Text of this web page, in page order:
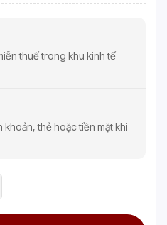
thuế trong khu kinh tế
thẻ hoặc tiền mặt khi